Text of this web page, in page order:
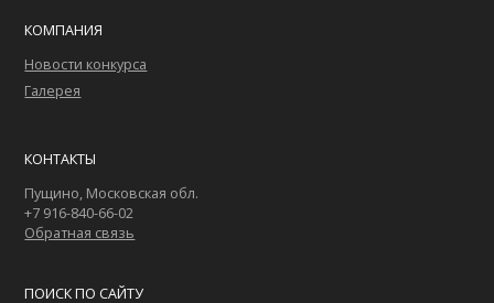
КОМПАНИЯ
Новости конкурса
Галерея
КОНТАКТЫ
Пущино, Московская обл.
+7 916-840-66-02
Обратная связь
ПОИСК ПО САЙТУ